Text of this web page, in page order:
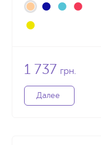
1 737 грн.
Далее